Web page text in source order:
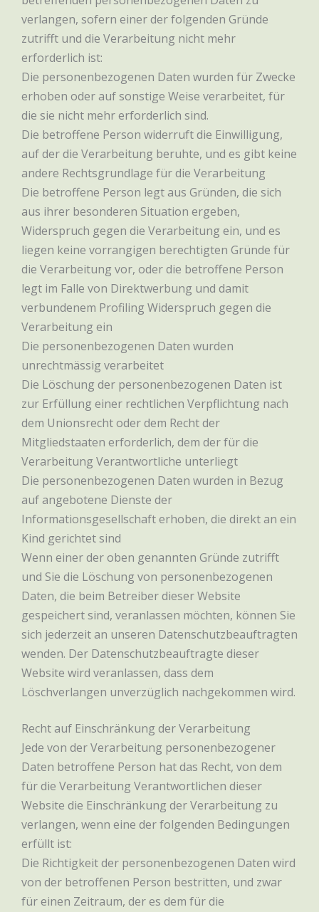
verlangen, sofern einer der folgenden Gründe
zutrifft und die Verarbeitung nicht mehr
erforderlich ist:
Die personenbezogenen Daten wurden für Zwecke
erhoben oder auf sonstige Weise verarbeitet, für
die sie nicht mehr erforderlich sind.
Die betroffene Person widerruft die Einwilligung,
auf der die Verarbeitung beruhte, und es gibt keine
andere Rechtsgrundlage für die Verarbeitung
Die betroffene Person legt aus Gründen, die sich
aus ihrer besonderen Situation ergeben,
Widerspruch gegen die Verarbeitung ein, und es
liegen keine vorrangigen berechtigten Gründe für
die Verarbeitung vor, oder die betroffene Person
legt im Falle von Direktwerbung und damit
verbundenem Profiling Widerspruch gegen die
Verarbeitung ein
Die personenbezogenen Daten wurden
unrechtmässig verarbeitet
Die Löschung der personenbezogenen Daten ist
zur Erfüllung einer rechtlichen Verpflichtung nach
dem Unionsrecht oder dem Recht der
Mitgliedstaaten erforderlich, dem der für die
Verarbeitung Verantwortliche unterliegt
Die personenbezogenen Daten wurden in Bezug
auf angebotene Dienste der
Informationsgesellschaft erhoben, die direkt an ein
Kind gerichtet sind
Wenn einer der oben genannten Gründe zutrifft
und Sie die Löschung von personenbezogenen
Daten, die beim Betreiber dieser Website
gespeichert sind, veranlassen möchten, können Sie
sich jederzeit an unseren Datenschutzbeauftragten
wenden. Der Datenschutzbeauftragte dieser
Website wird veranlassen, dass dem
Löschverlangen unverzüglich nachgekommen wird.
Recht auf Einschränkung der Verarbeitung
Jede von der Verarbeitung personenbezogener
Daten betroffene Person hat das Recht, von dem
für die Verarbeitung Verantwortlichen dieser
Website die Einschränkung der Verarbeitung zu
verlangen, wenn eine der folgenden Bedingungen
erfüllt ist:
Die Richtigkeit der personenbezogenen Daten wird
von der betroffenen Person bestritten, und zwar
für einen Zeitraum, der es dem für die